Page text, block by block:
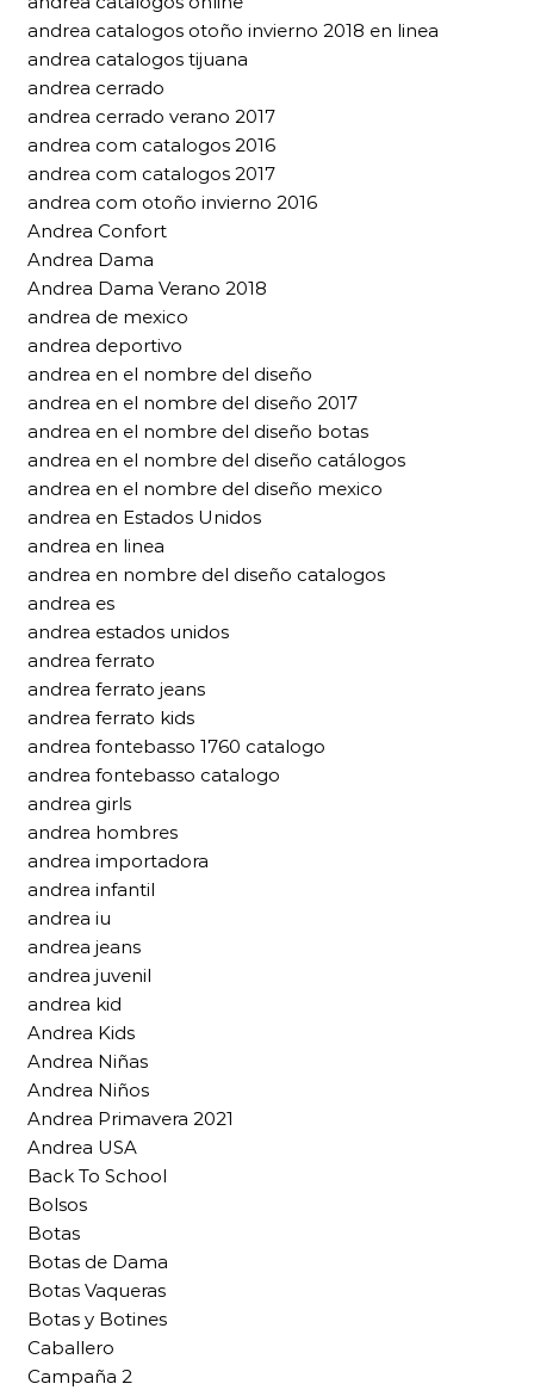
andrea catalogos otoño invierno 2018 en linea
andrea catalogos tijuana
andrea cerrado
andrea cerrado verano 2017
andrea com catalogos 2016
andrea com catalogos 2017
andrea com otoño invierno 2016
Andrea Confort
Andrea Dama
Andrea Dama Verano 2018
andrea de mexico
andrea deportivo
andrea en el nombre del diseño
andrea en el nombre del diseño 2017
andrea en el nombre del diseño botas
andrea en el nombre del diseño catálogos
andrea en el nombre del diseño mexico
andrea en Estados Unidos
andrea en linea
andrea en nombre del diseño catalogos
andrea es
andrea estados unidos
andrea ferrato
andrea ferrato jeans
andrea ferrato kids
andrea fontebasso 1760 catalogo
andrea fontebasso catalogo
andrea girls
andrea hombres
andrea importadora
andrea infantil
andrea iu
andrea jeans
andrea juvenil
andrea kid
Andrea Kids
Andrea Niñas
Andrea Niños
Andrea Primavera 2021
Andrea USA
Back To School
Bolsos
Botas
Botas de Dama
Botas Vaqueras
Botas y Botines
Caballero
Campaña 2